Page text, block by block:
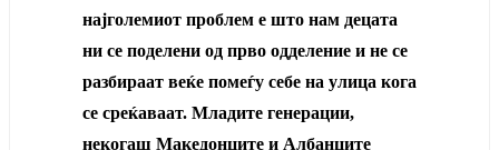
најголемиот проблем е што нам децата
ни се поделени од прво одделение и не се
разбираат веќе помеѓу себе на улица кога
се среќаваат. Младите генерации,
некогаш Македонците и Албанците